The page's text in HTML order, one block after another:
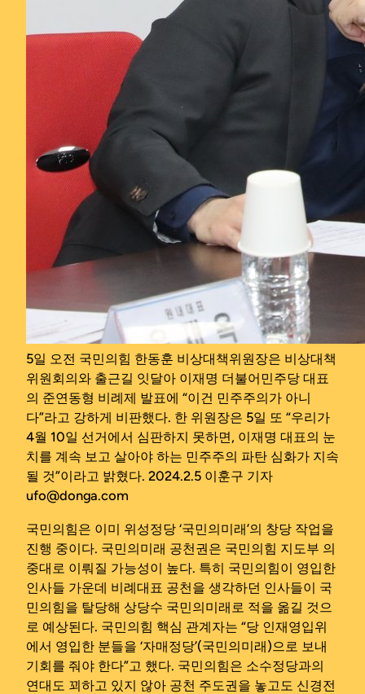
5일 오전 국민의힘 한동훈 비상대책위원장은 비상대책
위원회의와 출근길 잇달아 이재명 더불어민주당 대표
의 준연동형 비례제 발표에 “이건 민주주의가 아니
다”라고 강하게 비판했다. 한 위원장은 5일 또 “우리가
4월 10일 선거에서 심판하지 못하면, 이재명 대표의 눈
치를 계속 보고 살아야 하는 민주주의 파탄 심화가 지속
될 것”이라고 밝혔다. 2024.2.5 이훈구 기자
ufo@donga.com
국민의힘은 이미 위성정당 ‘국민의미래’의 창당 작업을
진행 중이다. 국민의미래 공천권은 국민의힘 지도부 의
중대로 이뤄질 가능성이 높다. 특히 국민의힘이 영입한
인사들 가운데 비례대표 공천을 생각하던 인사들이 국
민의힘을 탈당해 상당수 국민의미래로 적을 옮길 것으
로 예상된다. 국민의힘 핵심 관계자는 “당 인재영입위
에서 영입한 분들을 ‘자매정당’(국민의미래)으로 보내
기회를 줘야 한다”고 했다. 국민의힘은 소수정당과의
연대도 꾀하고 있지 않아 공천 주도권을 놓고도 신경전